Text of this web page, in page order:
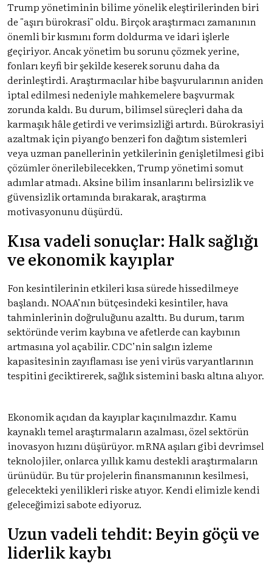
Trump yönetiminin bilime yönelik eleştirilerinden biri
de "aşırı bürokrasi" oldu. Birçok araştırmacı zamanının
önemli bir kısmını form doldurma ve idari işlerle
geçiriyor. Ancak yönetim bu sorunu çözmek yerine,
fonları keyfi bir şekilde keserek sorunu daha da
derinleştirdi. Araştırmacılar hibe başvurularının aniden
iptal edilmesi nedeniyle mahkemelere başvurmak
zorunda kaldı. Bu durum, bilimsel süreçleri daha da
karmaşık hâle getirdi ve verimsizliği artırdı. Bürokrasiyi
azaltmak için piyango benzeri fon dağıtım sistemleri
veya uzman panellerinin yetkilerinin genişletilmesi gibi
çözümler önerilebilecekken, Trump yönetimi somut
adımlar atmadı. Aksine bilim insanlarını belirsizlik ve
güvensizlik ortamında bırakarak, araştırma
motivasyonunu düşürdü.
Kısa vadeli sonuçlar: Halk sağlığı
ve ekonomik kayıplar
Fon kesintilerinin etkileri kısa sürede hissedilmeye
başlandı. NOAA’nın bütçesindeki kesintiler, hava
tahminlerinin doğruluğunu azalttı. Bu durum, tarım
sektöründe verim kaybına ve afetlerde can kaybının
artmasına yol açabilir. CDC’nin salgın izleme
kapasitesinin zayıflaması ise yeni virüs varyantlarının
tespitini geciktirerek, sağlık sistemini baskı altına alıyor.
Ekonomik açıdan da kayıplar kaçınılmazdır. Kamu
kaynaklı temel araştırmaların azalması, özel sektörün
inovasyon hızını düşürüyor. mRNA aşıları gibi devrimsel
teknolojiler, onlarca yıllık kamu destekli araştırmaların
ürünüdür. Bu tür projelerin finansmanının kesilmesi,
gelecekteki yenilikleri riske atıyor. Kendi elimizle kendi
geleceğimizi sabote ediyoruz.
Uzun vadeli tehdit: Beyin göçü ve
liderlik kaybı